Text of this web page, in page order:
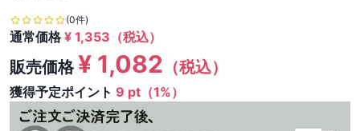
(0件)
通常価格¥ 1,353 （税込）
販売価格¥ 1,082 （税込）
獲得予定ポイント 9 pt（1%）